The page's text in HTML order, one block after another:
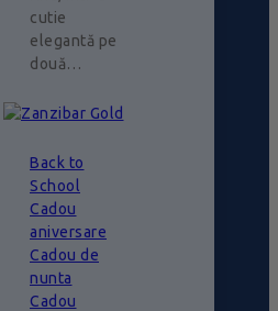
cutie
elegantă pe
două…
Back to
School
Cadou
aniversare
Cadou de
nunta
Cadou